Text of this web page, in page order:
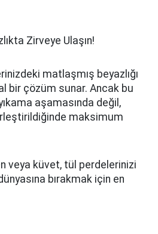
Zirveye Ulaşın!
matlaşmış beyazlığı
bir çözüm sunar. Ancak bu
aşamasında değil,
maksimum
veya küvet, tül perdelerinizi
bırakmak için en